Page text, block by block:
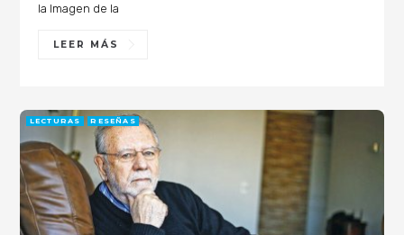
la Imagen de la
LEER MÁS
LECTURAS RESEÑAS